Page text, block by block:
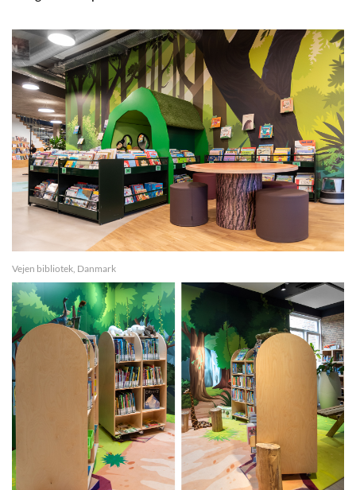
Vejen bibliotek, Danmark